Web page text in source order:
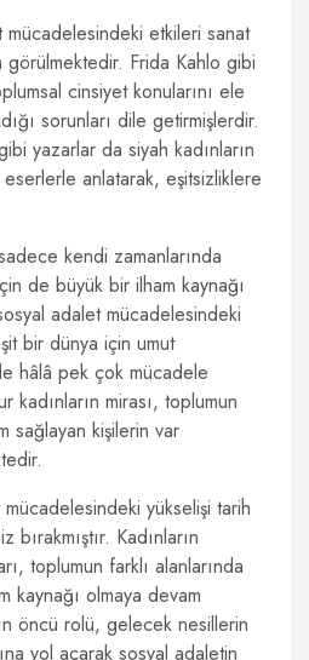
mücadelesindeki etkileri sanat
görülmektedir. Frida Kahlo gibi
cinsiyet konularını ele
sorunları dile getirmişlerdir.
yazarlar da siyah kadınların
anlatarak, eşitsizliklere
kendi zamanlarında
de büyük bir ilham kaynağı
adalet mücadelesindeki
bir dünya için umut
hâlâ pek çok mücadele
mirası, toplumun
sağlayan kişilerin var
yükselişi tarih
Kadınların
toplumun farklı alanlarında
kaynağı olmaya devam
öncü rolü, gelecek nesillerin
yol açarak sosyal adaletin